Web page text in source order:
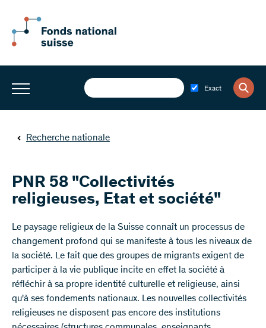
Exact
Recherche nationale
PNR 58 "Collectivités
religieuses, Etat et société"
​Le paysage religieux de la Suisse connaît un processus de
changement profond qui se manifeste à tous les niveaux de
la société. Le fait que des groupes de migrants exigent de
participer à la vie publique incite en effet la société à
réfléchir à sa propre identité culturelle et religieuse, ainsi
qu'à ses fondements nationaux. Les nouvelles collectivités
religieuses ne disposent pas encore des institutions